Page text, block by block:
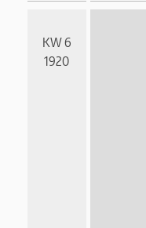
KW 6
1920